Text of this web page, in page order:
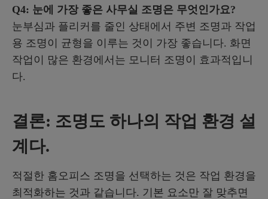
Q4: 눈에 가장 좋은 사무실 조명은 무엇인가요?
눈부심과 플리커를 줄인 상태에서 주변 조명과 작업
용 조명이 균형을 이루는 것이 가장 좋습니다. 화면
작업이 많은 환경에서는 모니터 조명이 효과적입니
다.
결론: 조명도 하나의 작업 환경 설
계다.
적절한 홈오피스 조명을 선택하는 것은 작업 환경을
최적화하는 것과 같습니다. 기본 요소만 잘 맞추면